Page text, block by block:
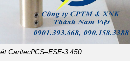
CaritecPCS–ESE-3.450